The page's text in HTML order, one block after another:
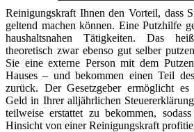
Reinigungskraft Ihnen den Vorteil, dass
geltend machen können. Eine Putzhilfe
haushaltsnahen Tätigkeiten. Das
theoretisch zwar ebenso gut selber
Sie eine externe Person mit dem
Hauses – und bekommen einen Teil
zurück. Der Gesetzgeber ermöglicht es
Geld in Ihrer alljährlichen
teilweise erstattet zu bekommen,
Hinsicht von einer Reinigungskraft